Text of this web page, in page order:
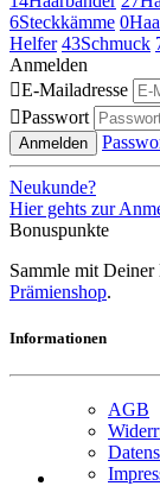
6Steckkämme 0
Helfer 43Schmuck
Anmelden
E-Mailadresse
Passwort
Anmelden
Neukunde?
Hier gehts zur
Bonuspunkte
Sammle mit Deiner
Prämienshop.
Informationen
AGB